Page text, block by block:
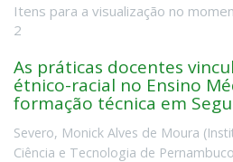
Itens para a visualização no
2
As práticas docentes
étnico-racial no Ensino
formação técnica em
Severo, Monick Alves de Moura (
Ciência e Tecnologia de